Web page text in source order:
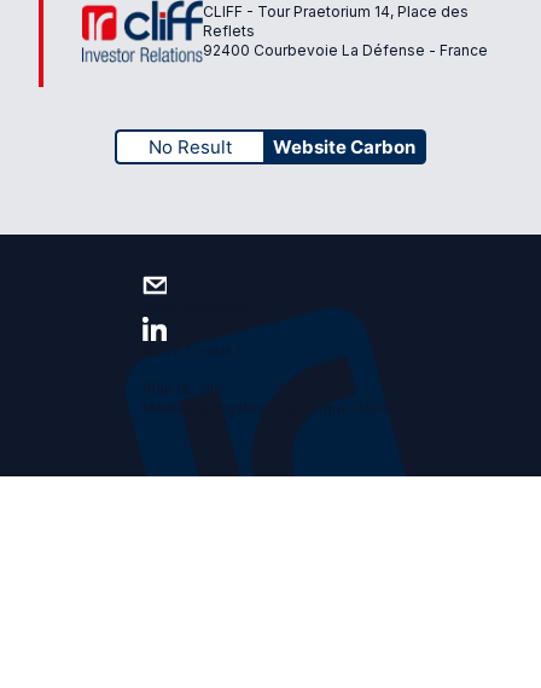
CLIFF - Tour Praetorium 14, Place des
Reflets
92400 Courbevoie La Défense - France
No Result Website Carbon